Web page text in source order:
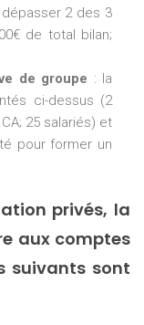
2 des 3
de total bilan;
de groupe : la
ci-dessus (2
25 salariés) et
pour former un
privés, la
aux comptes
suivants sont